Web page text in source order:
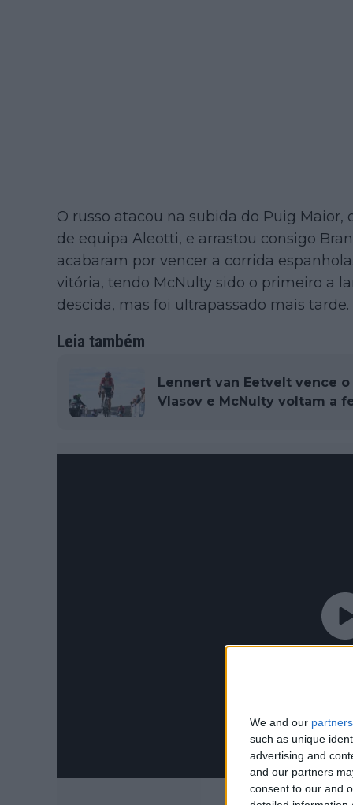
We and our partners
such as unique
advertising and
and our partners
consent to our and
O russo atacou na subida do Puig
de equipa Aleotti, e arrastou consigo
acabaram por vencer a corrida
vitória, tendo McNulty sido o primeiro a
descida, mas foi ultrapassado mais tarde.
Leia também
Lennert van Eetvelt vence
Vlasov e McNulty voltam a